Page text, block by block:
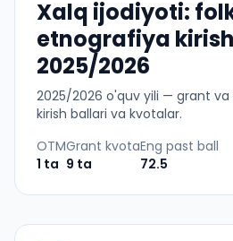
Xalq ijodiyoti:
etnografiya
2025/2026
2025/2026 o'quv yili — grant
kirish ballari va kvotalar.
OTM
1 ta
Grant kvota
9 ta
Eng past ball
72.5